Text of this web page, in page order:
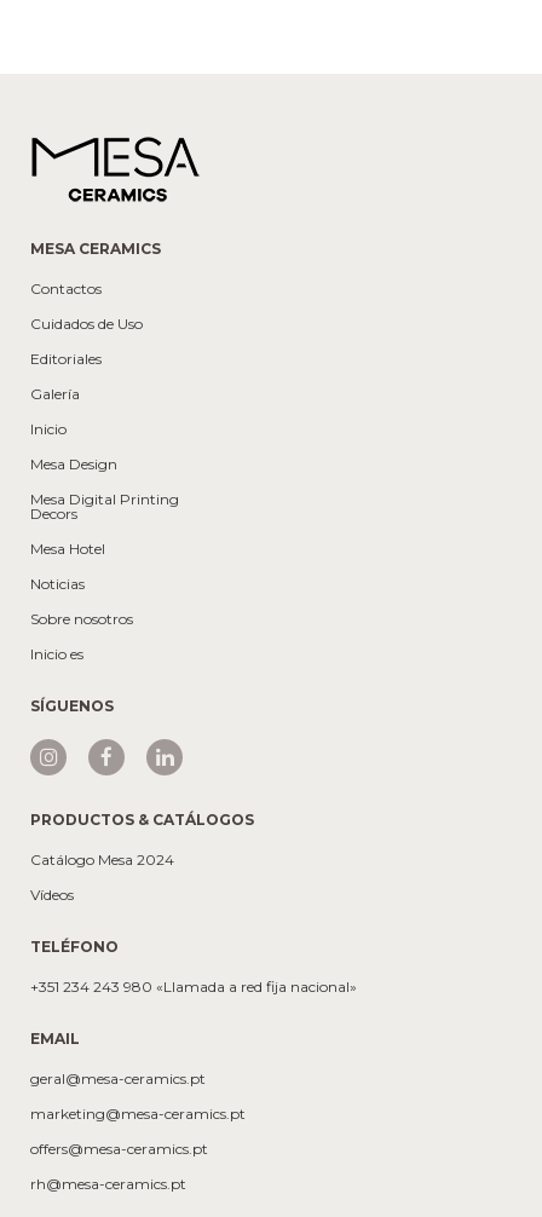
MESA CERAMICS
Contactos
Cuidados de Uso
Editoriales
Galería
Inicio
Mesa Design
Mesa Digital Printing
Decors
Mesa Hotel
Noticias
Sobre nosotros
Inicio es
SÍGUENOS
PRODUCTOS & CATÁLOGOS
Catálogo Mesa 2024
Vídeos
TELÉFONO
+351 234 243 980 «Llamada a red fija nacional»
EMAIL
geral@mesa-ceramics.pt
marketing@mesa-ceramics.pt
offers@mesa-ceramics.pt
rh@mesa-ceramics.pt